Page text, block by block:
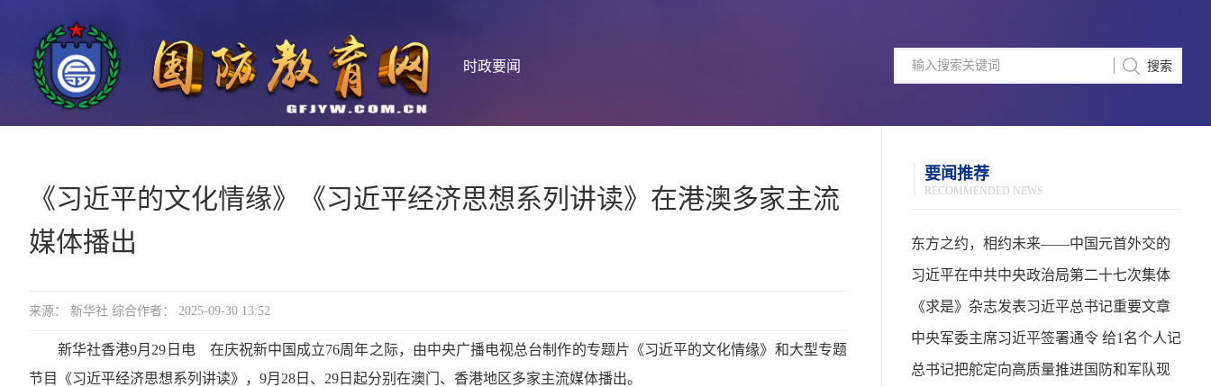
时政要闻
《习近平的文化情缘》《习近平经济思想系列讲读》在港澳多家主流
媒体播出
来源： 新华社 综合作者： 2025-09-30 13:52
新华社香港9月29日电 在庆祝新中国成立76周年之际，由中央广播电视总台制作的专题片《习近平的文化情缘》和大型专题
节目《习近平经济思想系列讲读》，9月28日、29日起分别在澳门、香港地区多家主流媒体播出。
要闻推荐
RECOMMENDED NEWS
东方之约，相约未来——中国元首外交的
世界情怀与大国气派
习近平在中共中央政治局第二十七次集体
学习时强调 强化政治引领 深化创新发展 高
质量推进国防和军队现代化
《求是》杂志发表习近平总书记重要文章
中央军委主席习近平签署通令 给1名个人记
功
总书记把舵定向高质量推进国防和军队现